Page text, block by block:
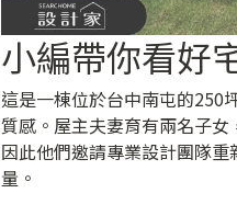
小編帶你看好
這是一棟位於台中南屯的250
質感。屋主夫妻育有兩名子
因此他們邀請專業設計團隊
量。